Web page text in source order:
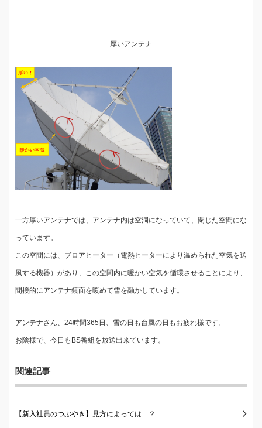
厚いアンテナ
一方厚いアンテナでは、アンテナ内は空洞になっていて、閉じた空間にな
っています。
この空間には、ブロアヒーター（電熱ヒーターにより温められた空気を送
風する機器）があり、この空間内に暖かい空気を循環させることにより、
間接的にアンテナ鏡面を暖めて雪を融かしています。
アンテナさん、24時間365日、雪の日も台風の日もお疲れ様です。
お陰様で、今日もBS番組を放送出来ています。
関連記事
【新入社員のつぶやき】見方によっては…？